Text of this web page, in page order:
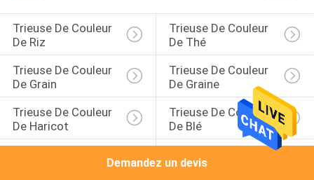
Trieuse De Couleur
De Riz
Trieuse De Couleur
De Thé
Trieuse De Couleur
De Grain
Trieuse De Couleur
De Graine
Trieuse De Couleur
De Haricot
Trieuse De Couleur
De Blé
Trieuse Infrarouge
Demandez un devis